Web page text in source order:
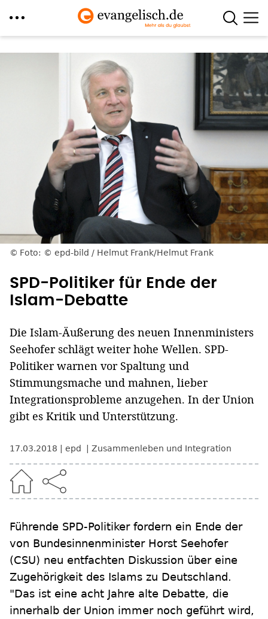
Foto: © epd-bild / Helmut Frank/Helmut Frank
SPD-Politiker für Ende der
Islam-Debatte
Die Islam-Äußerung des neuen Innenministers
Seehofer schlägt weiter hohe Wellen. SPD-
Politiker warnen vor Spaltung und
Stimmungsmache und mahnen, lieber
Integrationsprobleme anzugehen. In der Union
gibt es Kritik und Unterstützung.
17.03.2018 epd Zusammenleben und Integration
Führende SPD-Politiker fordern ein Ende der
von Bundesinnenminister Horst Seehofer
(CSU) neu entfachten Diskussion über eine
Zugehörigkeit des Islams zu Deutschland.
"Das ist eine acht Jahre alte Debatte, die
innerhalb der Union immer noch geführt wird,